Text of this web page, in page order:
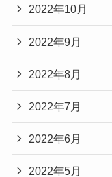
2022年10月
2022年9月
2022年8月
2022年7月
2022年6月
2022年5月